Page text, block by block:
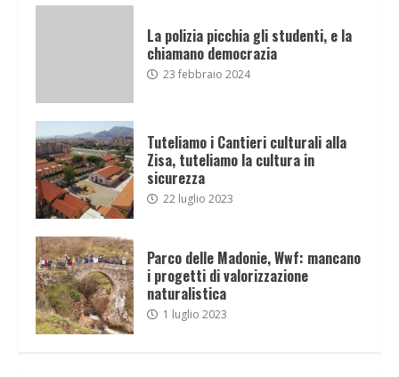
La polizia picchia gli studenti, e la
chiamano democrazia
23 febbraio 2024
Tuteliamo i Cantieri culturali alla
Zisa, tuteliamo la cultura in
sicurezza
22 luglio 2023
Parco delle Madonie, Wwf: mancano
i progetti di valorizzazione
naturalistica
1 luglio 2023